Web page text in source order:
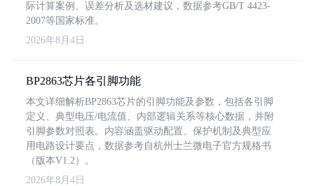
际计算案例、误差分析及选材建议，数据参考GB/T 4423-
2007等国家标准。
2026年8月4日
BP2863芯片各引脚功能
本文详细解析BP2863芯片的引脚功能及参数，包括各引脚
定义、典型电压/电流值、内部逻辑关系等核心数据，并附
引脚参数对照表。内容涵盖驱动配置、保护机制及典型应
用电路设计要点，数据参考自杭州士兰微电子官方规格书
（版本V1.2）。
2026年8月4日